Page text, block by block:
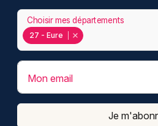
27 - Eure
Choisir mes départements
Mon email
Je